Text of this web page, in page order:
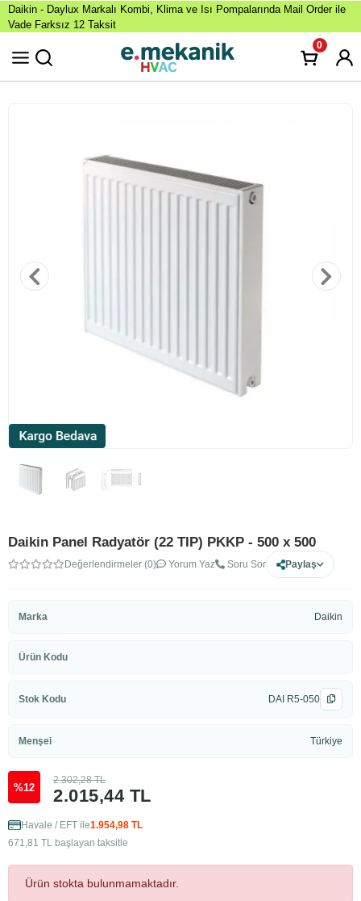
Daikin - Daylux Markalı Kombi, Klima ve Isı Pompalarında Mail Order ile
Vade Farksız 12 Taksit
0
Daikin Panel Radyatör (22 TIP) PKKP - 500 x 500
Değerlendirmeler (0) Yorum Yaz Soru Sor Paylaş
Marka Daikin
Ürün Kodu
Stok Kodu DAI R5-050
Menşei Türkiye
%12 2.015,44 TL
2.302,28 TL
Havale / EFT ile1.954,98 TL
671,81 TL başlayan taksitle
Ürün stokta bulunmamaktadır.